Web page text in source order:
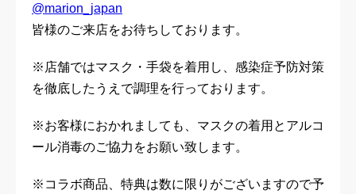
@marion_japan
皆様のご来店をお待ちしております。
※店舗ではマスク・手袋を着用し、感染症予防対策
を徹底したうえで調理を行っております。
※お客様におかれましても、マスクの着用とアルコ
ール消毒のご協力をお願い致します。
※コラボ商品、特典は数に限りがございますので予